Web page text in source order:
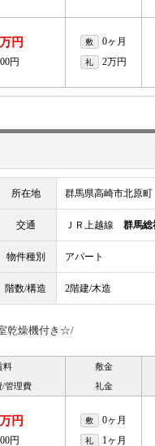
円
円
敷 0ヶ月
礼 2万円
所在地 群馬県高崎市北原町
交通 ＪＲ上越線 群馬総
物件種別 アパート
階数/構造 2階建/木造
乾燥機付き☆/
料
/管理費
敷金
礼金
円
円
敷 0ヶ月
礼 1ヶ月